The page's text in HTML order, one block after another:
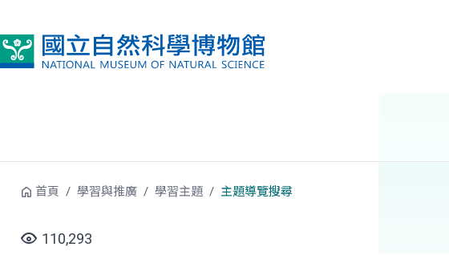
首頁 學習與推廣 學習主題 主題導覽搜尋
110,293